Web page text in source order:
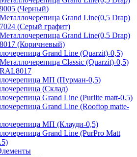
9005 (Черный)
Металлочерепица Grand Line(0,5 Drap)
7024 (Серый графит)
Металлочерепица Grand Line(0,5 Drap)
8017 (Коричневый)
Grand Line (Quarzit)-0,5)
Металлочерепица Classic (Quarzit)-0,5)
RAL8017
МП (Пурман-0,5)
(Склад)
Grand Line (Purlite matt-0.5)
Grand Line (Rooftop matte-
МП (Клауди-0,5)
Grand Line (PurPro Matt